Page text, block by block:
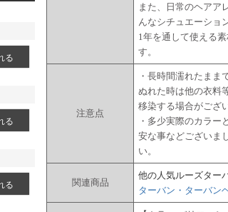
る
る
る
また、日常のヘアア
んなシチュエーショ
1年を通して使える
す。
注意点
・長時間濡れたまま
ぬれた時は他の衣料
移染する場合がござ
・多少実際のカラー
安な事などございま
い。
関連商品
他の人気ルーズター
ターバン・ターバン